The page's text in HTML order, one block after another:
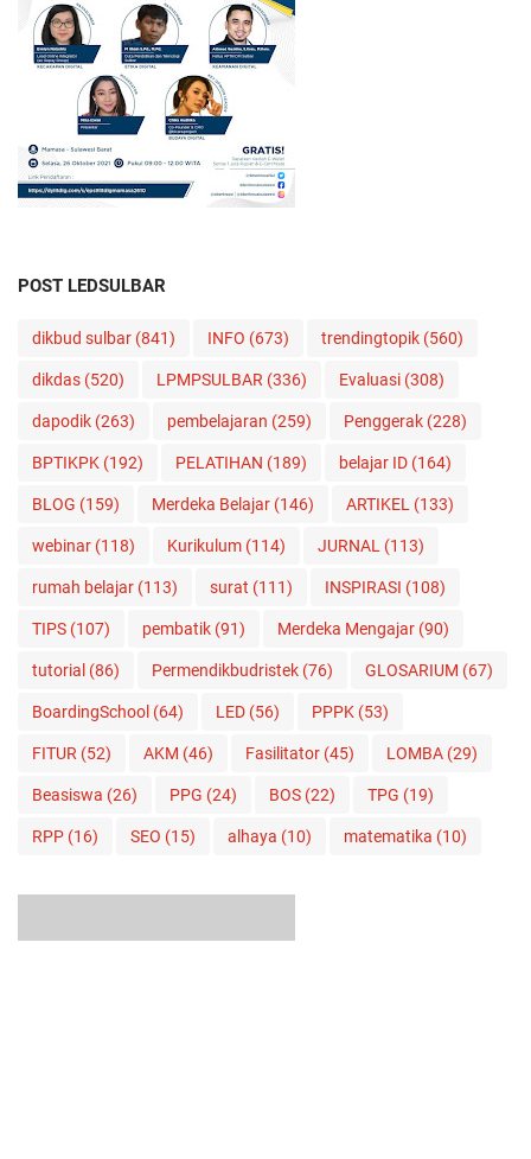
POST LEDSULBAR
dikbud sulbar (841) INFO (673) trendingtopik (560)
dikdas (520) LPMPSULBAR (336) Evaluasi (308)
dapodik (263) pembelajaran (259) Penggerak (228)
BPTIKPK (192) PELATIHAN (189) belajar ID (164)
BLOG (159) Merdeka Belajar (146) ARTIKEL (133)
webinar (118) Kurikulum (114) JURNAL (113)
rumah belajar (113) surat (111) INSPIRASI (108)
TIPS (107) pembatik (91) Merdeka Mengajar (90)
tutorial (86) Permendikbudristek (76) GLOSARIUM (67)
BoardingSchool (64) LED (56) PPPK (53)
FITUR (52) AKM (46) Fasilitator (45) LOMBA (29)
Beasiswa (26) PPG (24) BOS (22) TPG (19)
RPP (16) SEO (15) alhaya (10) matematika (10)